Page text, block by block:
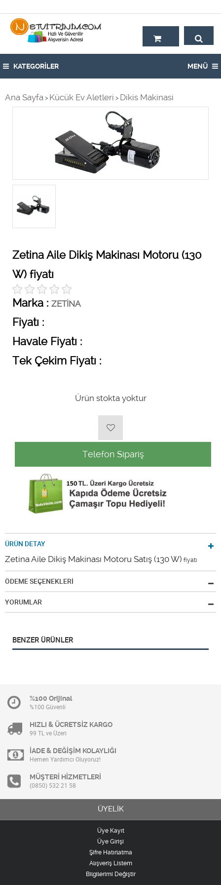
KATEGORİLER MENÜ
Ana Sayfa > Kücük Ev Aletleri > Dikis Makinasi
Zetina Aile Dikiş Makinası Motoru (130
W) fiyatı
Marka : ZETİNA
Fiyatı :
Havale Fiyatı :
Tek Çekim Fiyatı :
Ürün stokta yoktur
Telefon Sipariş
ÜRÜN DETAY
Zetina Aile Dikiş Makinası Motoru Satış (130 W) fiyatı
ÖDEME SEÇENEKLERİ
YORUMLAR
BENZER ÜRÜNLER
%100 Orijinal
%100 Güvenli
HIZLI & ÜCRETSİZ KARGO
99 TL ve Üzeri
İADE & DEĞİŞİM KOLAYLIĞI
Hemen Yardımcı Oluyoruz!
MÜŞTERİ HİZMETLERİ
(0850) 532 21 58
ÜYELİK
Üye Kayıt
Üye Girişi
Şifre Hatırlatma
Alışveriş Listem
Bilgilerimi Değiştir